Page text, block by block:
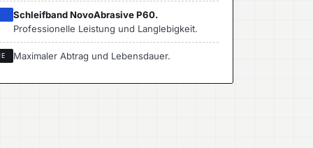
Schleifband NovoAbrasive P60.
Professionelle Leistung und Langlebigkeit.
Maximaler Abtrag und Lebensdauer.